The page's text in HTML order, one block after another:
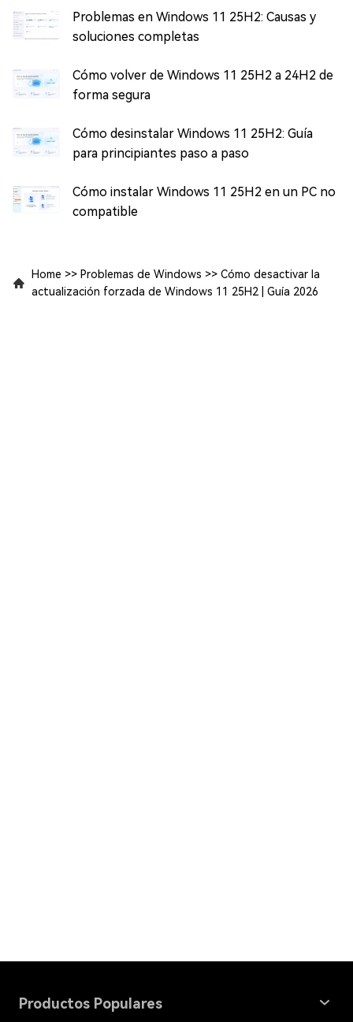
Problemas en Windows 11 25H2: Causas y
soluciones completas
Cómo volver de Windows 11 25H2 a 24H2 de
forma segura
Cómo desinstalar Windows 11 25H2: Guía
para principiantes paso a paso
Cómo instalar Windows 11 25H2 en un PC no
compatible
Home >> Problemas de Windows >> Cómo desactivar la
actualización forzada de Windows 11 25H2 | Guía 2026
Productos Populares